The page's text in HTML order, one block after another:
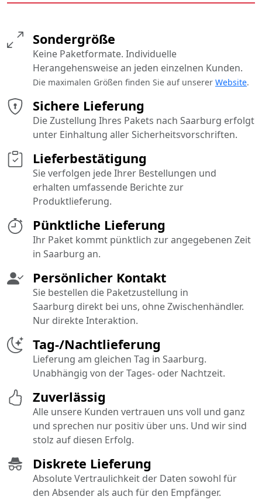
Pünktliche Lieferung
Ihr Paket kommt pünktlich zur angegebenen Zeit
in Saarburg an.
Sichere Lieferung
Die Zustellung Ihres Pakets nach Saarburg erfolgt
unter Einhaltung aller Sicherheitsvorschriften.
Diskrete Lieferung
Absolute Vertraulichkeit der Daten sowohl für
den Absender als auch für den Empfänger.
Tag-/Nachtlieferung
Lieferung am gleichen Tag in Saarburg.
Unabhängig von der Tages- oder Nachtzeit.
Persönlicher Kontakt
Sie bestellen die Paketzustellung in
Saarburg direkt bei uns, ohne Zwischenhändler.
Nur direkte Interaktion.
Sondergröße
Keine Paketformate. Individuelle
Herangehensweise an jeden einzelnen Kunden.
Die maximalen Größen finden Sie auf unserer Website.
Lieferbestätigung
Sie verfolgen jede Ihrer Bestellungen und
erhalten umfassende Berichte zur
Produktlieferung.
Zuverlässig
Alle unsere Kunden vertrauen uns voll und ganz
und sprechen nur positiv über uns. Und wir sind
stolz auf diesen Erfolg.